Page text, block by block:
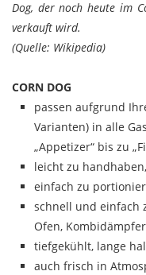
Dog, der noch heute im
verkauft wird.
(Quelle: Wikipedia)
CORN DOG
passen aufgrund
Varianten) in alle
„Appetizer“ bis zu
leicht zu
einfach zu
schnell und einfach
Ofen,
tiefgekühlt, lange
auch frisch in